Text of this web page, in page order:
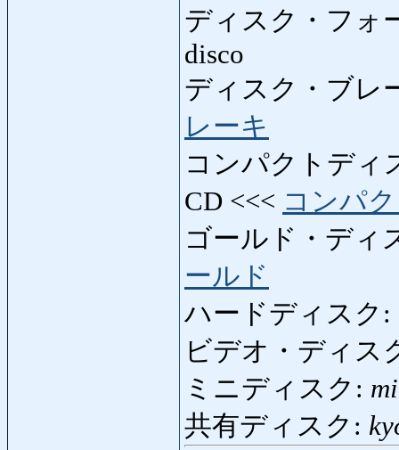
ディスク・フォ
disco
ディスク・ブレ
レーキ
コンパクトディ
CD <<< コンパ
ゴールド・ディ
ールド
ハードディスク:
ビデオ・ディス
ミニディスク:
共有ディスク: